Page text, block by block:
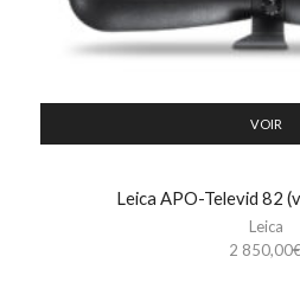
VOIR
Leica APO-Televid 82
Leica
2 850,00€